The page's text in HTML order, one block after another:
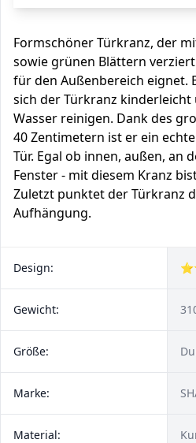
Formschöner Türkranz, der
sowie grünen Blättern
für den Außenbereich eignet.
sich der Türkranz
Wasser reinigen. Dank des
40 Zentimetern ist er ein
Tür. Egal ob innen, außen, an
Fenster - mit diesem Kranz
Zuletzt punktet der Türkranz
Aufhängung.
Design:
Gewicht:
Größe:
Marke:
Material: